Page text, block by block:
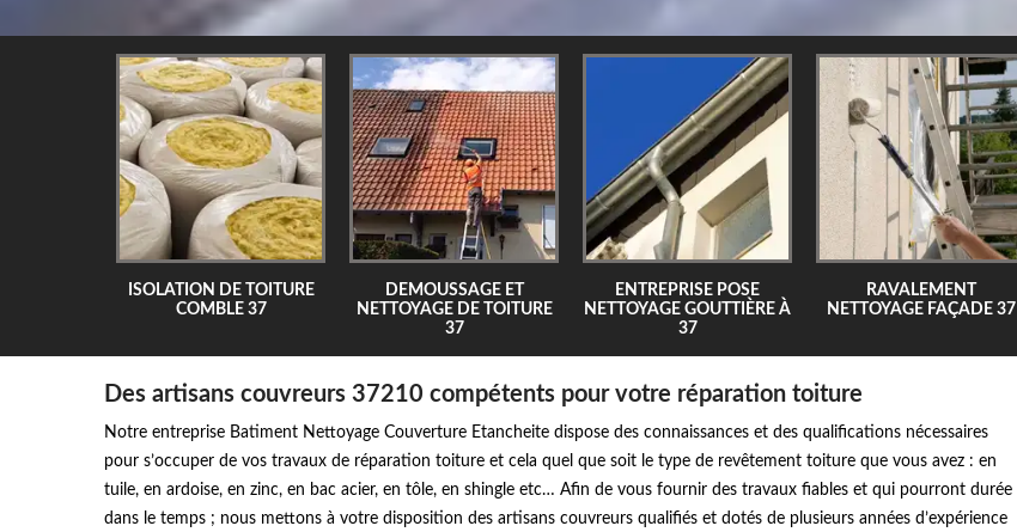
ISOLATION DE TOITURE
COMBLE 37
DEMOUSSAGE ET
NETTOYAGE DE TOITURE
37
ENTREPRISE POSE
NETTOYAGE GOUTTIÈRE À
37
RAVALEMENT
NETTOYAGE FAÇADE 37
Des artisans couvreurs 37210 compétents pour votre réparation toiture
Notre entreprise Batiment Nettoyage Couverture Etancheite dispose des connaissances et des qualifications nécessaires
pour s’occuper de vos travaux de réparation toiture et cela quel que soit le type de revêtement toiture que vous avez : en
tuile, en ardoise, en zinc, en bac acier, en tôle, en shingle etc… Afin de vous fournir des travaux fiables et qui pourront durée
dans le temps ; nous mettons à votre disposition des artisans couvreurs qualifiés et dotés de plusieurs années d’expérience